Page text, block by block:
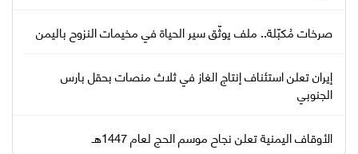
صرخات مُكبّلة.. ملف يوثّق سير الحياة في مخيمات النزوح باليمن
إيران تعلن استئناف إنتاج الغاز في ثلاث منصات بحقل بارس
الجنوبي
الأوقاف اليمنية تعلن نجاح موسم الحج لعام 1447هـ